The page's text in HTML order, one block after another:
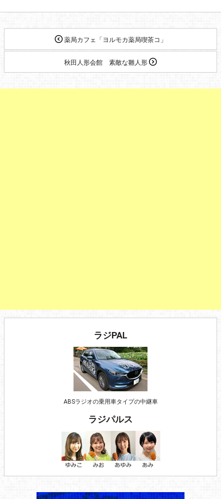
薬局カフェ「ヨルモカ薬局喫茶コ」
秋田人形会館 素敵な雛人形
ラジPAL
ABSラジオの乗用車タイプの中継車
ラジパルス